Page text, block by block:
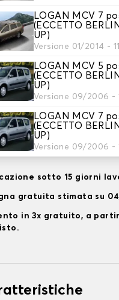
LOGAN MCV 7
(ECCETTO
UP)
Versione 01/2014 -
LOGAN MCV 5
(ECCETTO
UP)
Versione 09/2006 -
LOGAN MCV 7
(ECCETTO
UP)
Versione 09/2006 -
il colore dei vostri coprisedili.
il tappetino con testo
testo e logo + 12,00€
sotto 15 giorni
gratuita stimata su
in 3x gratuito, a